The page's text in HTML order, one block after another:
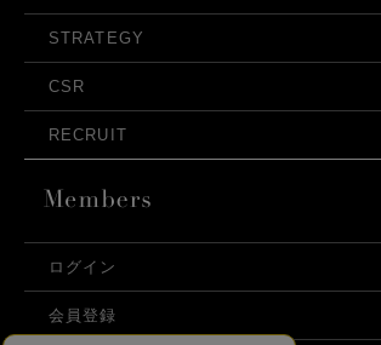
STRATEGY
CSR
RECRUIT
ログイン
会員登録